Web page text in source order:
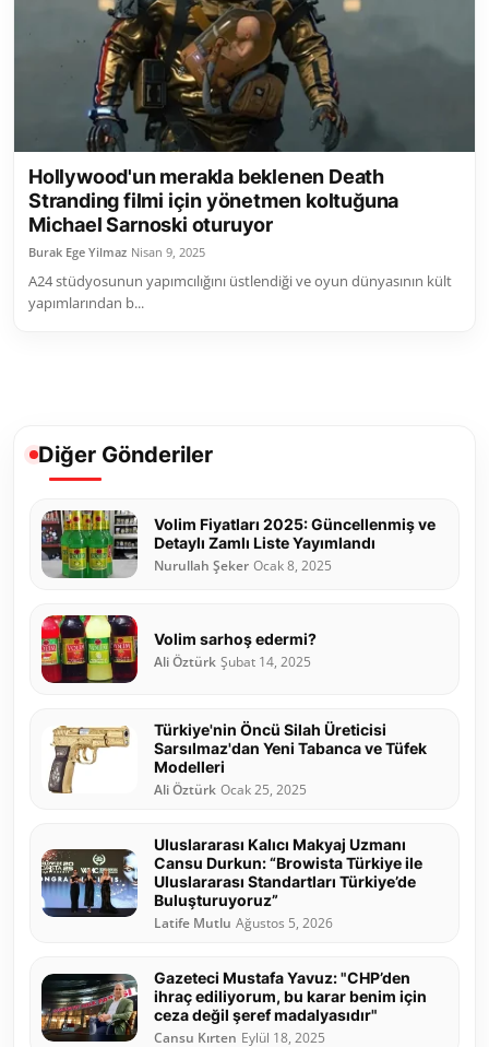
Toplum ve Yaşam
Sivil Toplum Kuruluşları
Kamu Kurumları ve Üst Kurullar
Resmi Reklamlar
Hollywood'un merakla beklenen Death
Stranding filmi için yönetmen koltuğuna
Michael Sarnoski oturuyor
Burak Ege Yilmaz Nisan 9, 2025
A24 stüdyosunun yapımcılığını üstlendiği ve oyun dünyasının kült
yapımlarından b...
Diğer Gönderiler
Volim Fiyatları 2025: Güncellenmiş ve
Detaylı Zamlı Liste Yayımlandı
Nurullah Şeker Ocak 8, 2025
Volim sarhoş edermi?
Ali Öztürk Şubat 14, 2025
Türkiye'nin Öncü Silah Üreticisi
Sarsılmaz'dan Yeni Tabanca ve Tüfek
Modelleri
Ali Öztürk Ocak 25, 2025
Uluslararası Kalıcı Makyaj Uzmanı
Cansu Durkun: “Browista Türkiye ile
Uluslararası Standartları Türkiye’de
Buluşturuyoruz”
Latife Mutlu Ağustos 5, 2026
Gazeteci Mustafa Yavuz: "CHP’den
ihraç ediliyorum, bu karar benim için
ceza değil şeref madalyasıdır"
Cansu Kırten Eylül 18, 2025